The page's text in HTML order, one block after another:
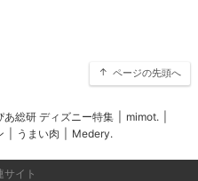
ページの先頭へ
あ総研 ディズニー特集 mimot.
うまい肉 Medery.
サイト